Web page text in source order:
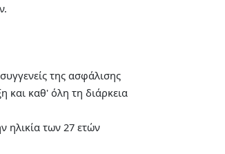
της ασφάλισης
και καθ' όλη τη διάρκεια
ηλικία των 27 ετών